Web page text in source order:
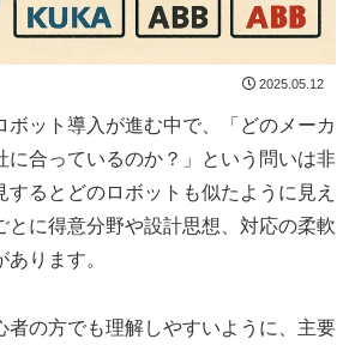
2025.05.12
ボット導入が進む中で、「どのメーカ
に合っているのか？」という問いは非
するとどのロボットも似たように見え
とに得意分野や設計思想、対応の柔軟
ります。
者の方でも理解しやすいように、主要